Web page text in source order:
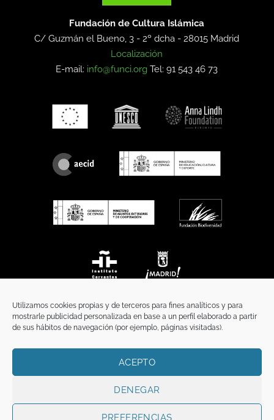
Utilizamos cookies propias y de terceros para fines analíticos y para
mostrarle publicidad personalizada en base a un perfil elaborado a partir
de sus hábitos de navegación (por ejemplo, páginas visitadas).
ACEPTO
DENEGAR
PREFERENCIAS
Fundación de Cultura Islámica
C/ Guzmán el Bueno, 3 - 2º dcha -28015 Madrid
Localización
E-mail: info@funci.org Tel: 91 543 46 73
TÉRMINOS Y CONDICIONES
Copyright 2026 ©FunciFUNCI es titular de los derechos de propiedad
intelectual e industrial de este sitio web, y es también titular o tiene la